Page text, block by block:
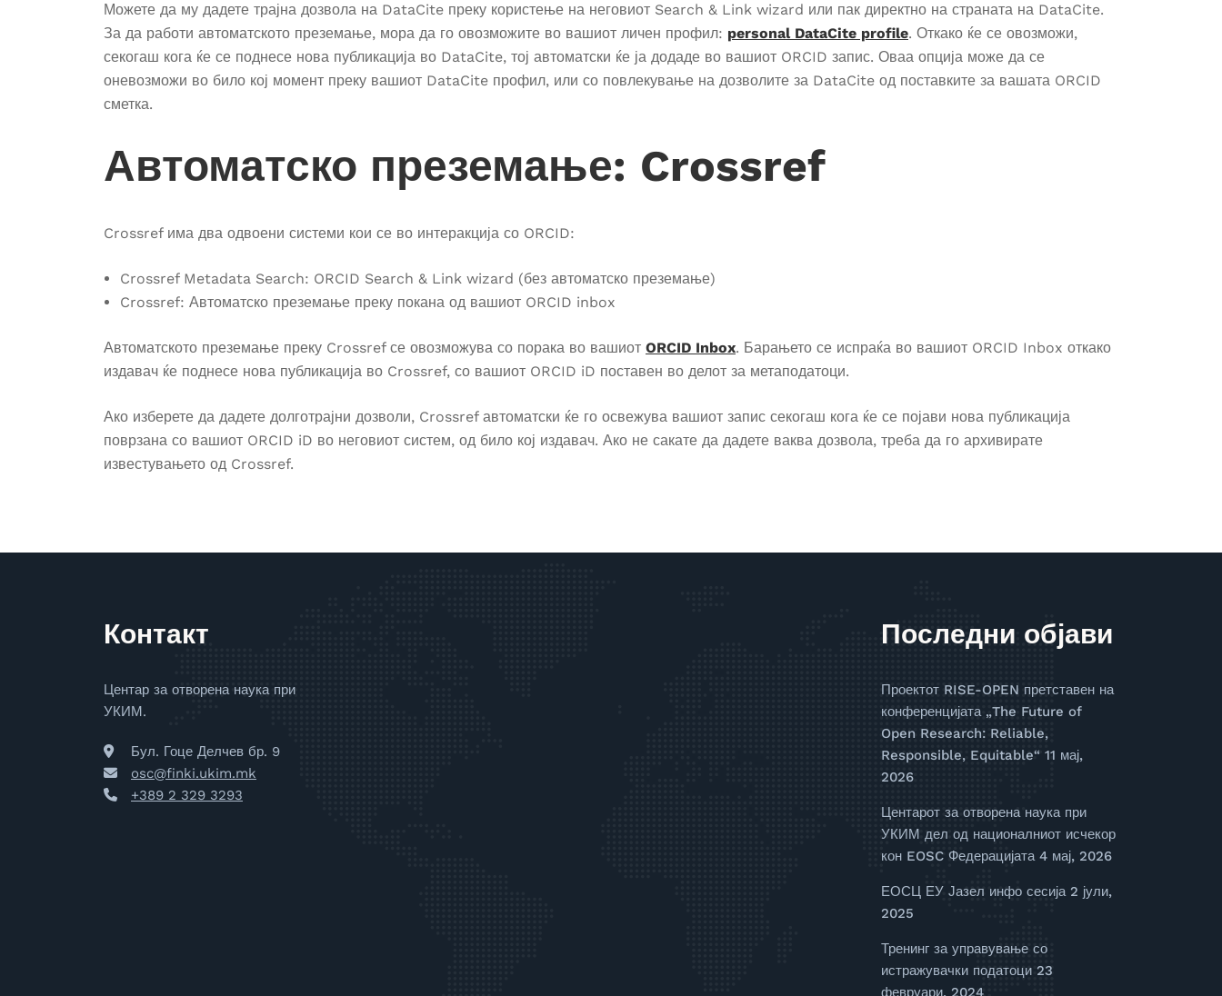
Можете да му дадете трајна дозвола на DataCite преку користење на неговиот Search & Link wizard или пак директно на страната на DataCite.
За да работи автоматското преземање, мора да го овозможите во вашиот личен профил: personal DataCite profile. Откако ќе се овозможи,
секогаш кога ќе се поднесе нова публикација во DataCite, тој автоматски ќе ја додаде во вашиот ORCID запис. Оваа опција може да се
оневозможи во било кој момент преку вашиот DataCite профил, или со повлекување на дозволите за DataCite од поставките за вашата ORCID
сметка.
Автоматско преземање: Crossref
Crossref има два одвоени системи кои се во интеракција со ORCID:
Crossref Metadata Search: ORCID Search & Link wizard (без автоматско преземање)
Crossref: Автоматско преземање преку покана од вашиот ORCID inbox
Автоматското преземање преку Crossref се овозможува со порака во вашиот ORCID Inbox. Барањето се испраќа во вашиот ORCID Inbox откако
издавач ќе поднесе нова публикација во Crossref, со вашиот ORCID iD поставен во делот за метаподатоци.
Ако изберете да дадете долготрајни дозволи, Crossref автоматски ќе го освежува вашиот запис секогаш кога ќе се појави нова публикација
поврзана со вашиот ORCID iD во неговиот систем, од било кој издавач. Ако не сакате да дадете ваква дозвола, треба да го архивирате
известувањето од Crossref.
Контакт
Центар за отворена наука при
УКИМ.
Бул. Гоце Делчев бр. 9
osc@finki.ukim.mk
+389 2 329 3293
Последни објави
Проектот RISE-OPEN претставен на
конференцијата „The Future of
Open Research: Reliable,
Responsible, Equitable“ 11 мај,
2026
Центарот за отворена наука при
УКИМ дел од националниот исчекор
кон EOSC Федерацијата 4 мај, 2026
ЕОСЦ ЕУ Јазел инфо сесија 2 јули,
2025
Тренинг за управување со
истражувачки податоци 23
февруари, 2024